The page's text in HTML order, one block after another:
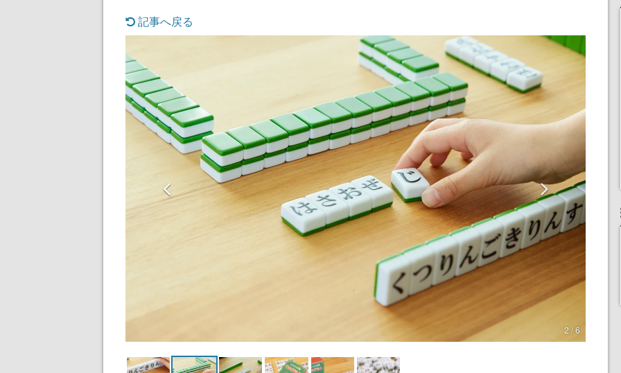
記事へ戻る
2 / 6